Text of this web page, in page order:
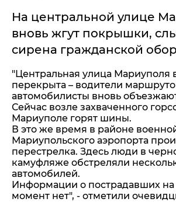
На центральной улице
вновь жгут покрышки,
сирена гражданской
"Центральная улица Мариуполя
перекрыта – водители
автомобилисты вновь
Сейчас возле захваченного
Мариуполе горят шины.
В это же время в районе
Мариупольского аэропорта
перестрелка. Здесь люди в
камуфляже обстреляли
автомобилей.
Информации о пострадавших
момент нет", - отметили